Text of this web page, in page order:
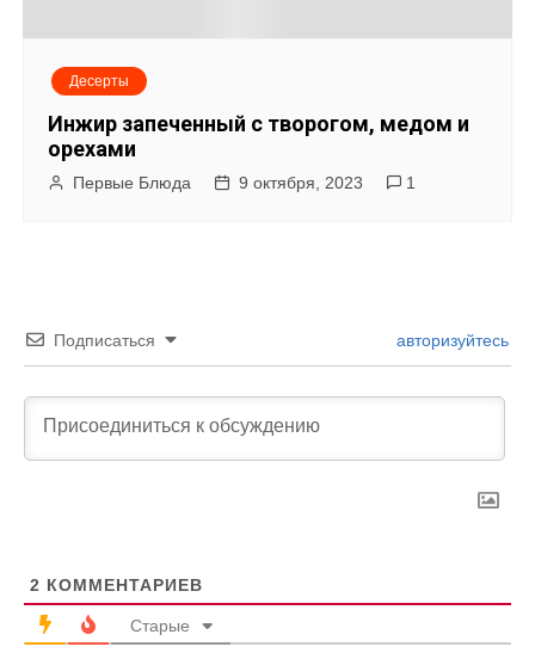
Десерты
Инжир запеченный с творогом, медом и
орехами
Первые Блюда 9 октября, 2023 1
Подписаться авторизуйтесь
2 КОММЕНТАРИЕВ
Старые